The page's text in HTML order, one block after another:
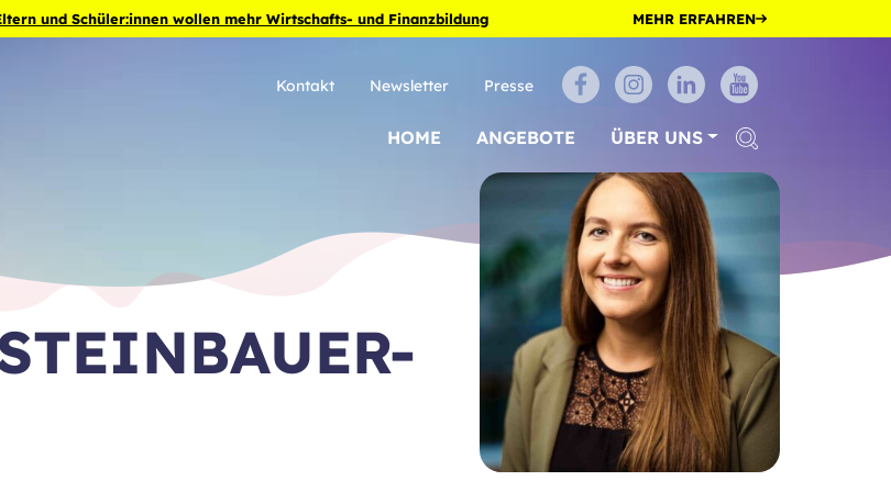
und Schüler:innen wollen mehr Wirtschafts- und Finanzbildung MEHR ERFAHREN
HOME ANGEBOTE ÜBER UNS
Kontakt Newsletter Presse